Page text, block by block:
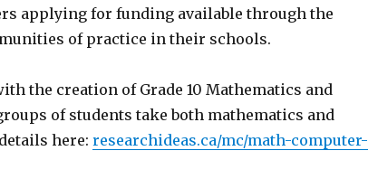
applying for funding available through the
of practice in their schools.
the creation of Grade 10 Mathematics and
of students take both mathematics and
here:researchideas.ca/mc/math-computer-